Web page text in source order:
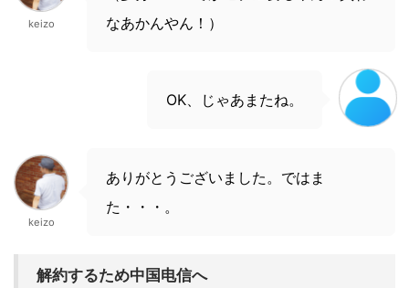
keizo
なあかんやん！）
OK、じゃあまたね。
keizo
ありがとうございました。ではま
た・・・。
解約するため中国电信へ